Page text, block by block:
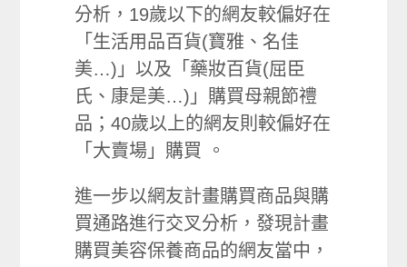
分析，19歲以下的網友較偏好在
「生活用品百貨(寶雅、名佳
美…)」以及「藥妝百貨(屈臣
氏、康是美…)」購買母親節禮
品；40歲以上的網友則較偏好在
「大賣場」購買 。
進一步以網友計畫購買商品與購
買通路進行交叉分析，發現計畫
購買美容保養商品的網友當中，